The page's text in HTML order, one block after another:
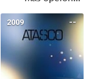
--
2009